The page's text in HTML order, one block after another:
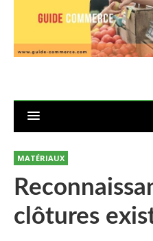
MATÉRIAUX
clôtures